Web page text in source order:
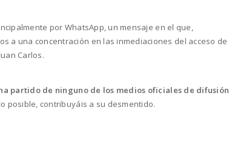
por WhatsApp, un mensaje en el que,
a una concentración en las inmediaciones del acceso de
Carlos.
partido de ninguno de los medios oficiales de difusión
posible, contribuyáis a su desmentido.